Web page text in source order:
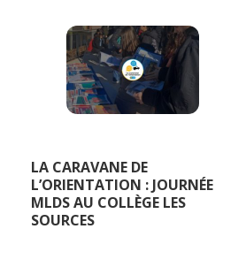
LA CARAVANE DE
L’ORIENTATION : JOURNÉE
MLDS AU COLLÈGE LES
SOURCES